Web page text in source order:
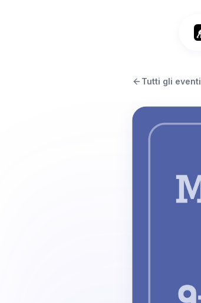
Tutti gli eventi